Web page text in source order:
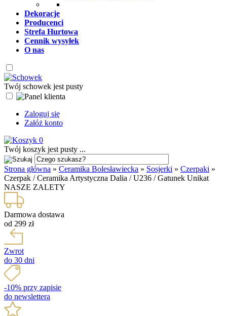
Dekoracje
Producenci
Strefa Hurtowa
Cennik wysyłek
O nas
Twój schowek jest pusty
Zaloguj się
Załóż konto
0
Twój koszyk jest pusty ...
Strona główna » Ceramika Bolesławiecka » Sosjerki » Czerpaki »
Czerpak / Ceramika Artystyczna Dalia / U236 / Gatunek Unikat
NASZE ZALETY
Darmowa dostawa
od 299 zł
Zwrot
do 30 dni
-10% przy zapisie
do newslettera